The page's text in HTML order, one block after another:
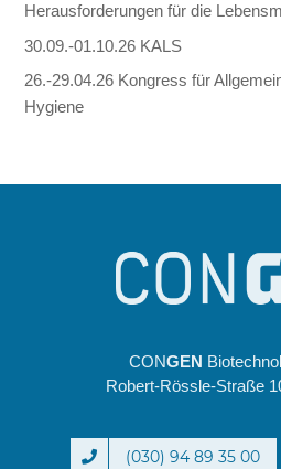
Herausforderungen für die
30.09.-01.10.26 KALS
26.-29.04.26 Kongress für
Hygiene
CONGEN
Robert-Rössle-Straße
(030) 94 89 35 00